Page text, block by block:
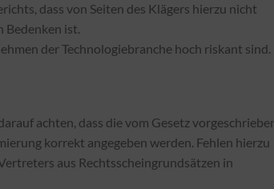
dass von Seiten des Klägers hierzu nicht
Bedenken ist.
der Technologiebranche hoch riskant sind.
achten, dass die vom Gesetz
korrekt angegeben werden. Fehlen hierzu
aus Rechtsscheingrundsätzen in